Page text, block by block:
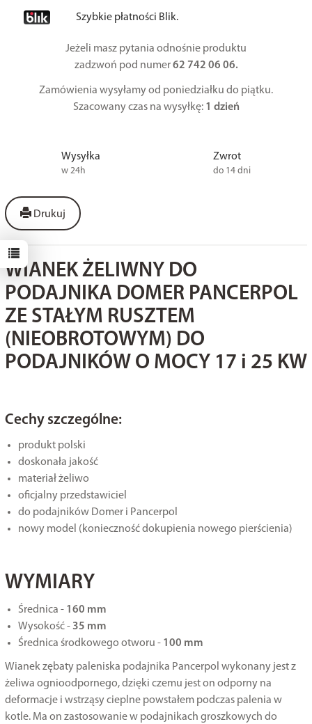
Szybkie płatności Blik.
Jeżeli masz pytania odnośnie produktu
zadzwoń pod numer62 742 06 06.
Zamówienia wysyłamy od poniedziałku do piątku.
Szacowany czas na wysyłkę: 1 dzień
Wysyłka
w 24h
Zwrot
do 14 dni
Drukuj
WIANEK ŻELIWNY DO
PODAJNIKA DOMER PANCERPOL
ZE STAŁYM RUSZTEM
(NIEOBROTOWYM) DO
PODAJNIKÓW O MOCY 17 i 25 KW
Cechy szczególne:
produkt polski
doskonała jakość
materiał żeliwo
oficjalny przedstawiciel
do podajników Domer i Pancerpol
nowy model (konieczność dokupienia nowego pierścienia)
WYMIARY
Średnica - 160 mm
Wysokość - 35 mm
Średnica środkowego otworu - 100 mm
Wianek zębaty paleniska podajnika Pancerpol wykonany jest z
żeliwa ognioodpornego, dzięki czemu jest on odporny na
deformacje i wstrząsy cieplne powstałem podczas palenia w
kotle. Ma on zastosowanie w podajnikach groszkowych do